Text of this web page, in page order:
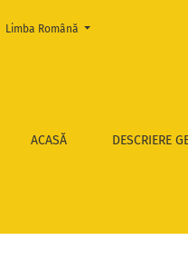
Reprezentări și consecințe
ACASĂ DESCRIERE
Change the language. The current
Limba Română